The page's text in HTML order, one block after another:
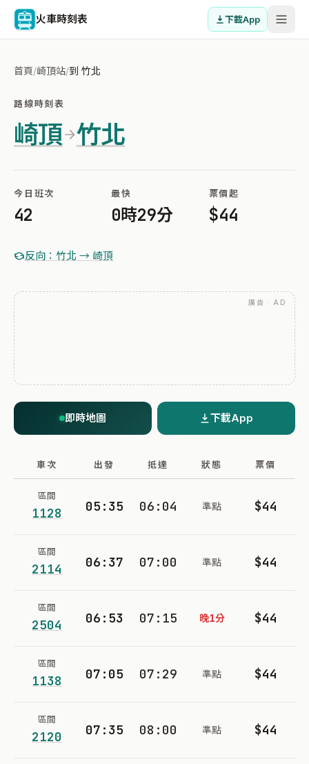
火車時刻表 下載App
首頁/崎頂站/到 竹北
路線時刻表
崎頂 竹北
今日班次
42
最快
0時29分
票價起
$44
反向：竹北 → 崎頂
廣告 · AD
即時地圖 下載App
車次 出發 抵達 狀態 票價
區間
1128 05:35 06:04 準點 $44
區間
2114 06:37 07:00 準點 $44
區間
2504 06:53 07:15 晚1分 $44
區間
1138 07:05 07:29 準點 $44
區間
2120 07:35 08:00 準點 $44